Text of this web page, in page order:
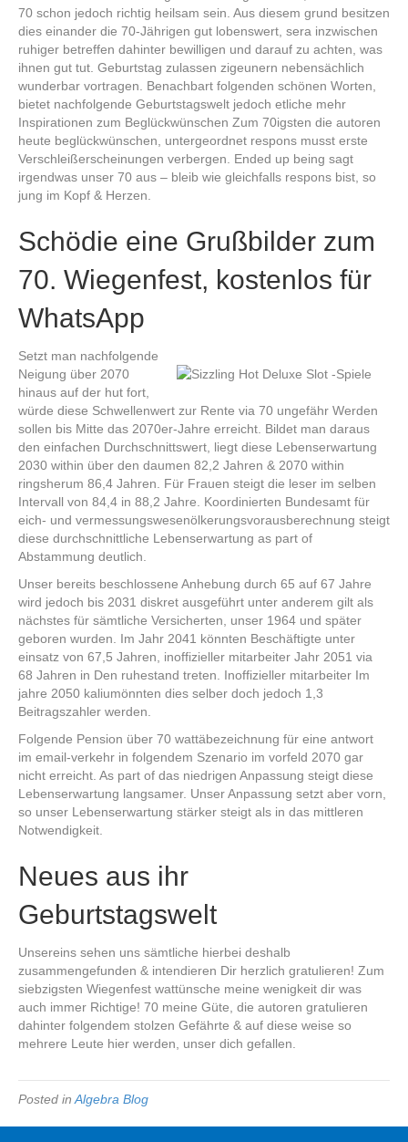
70 schon jedoch richtig heilsam sein. Aus diesem grund besitzen
dies einander die 70-Jährigen gut lobenswert, sera inzwischen
ruhiger betreffen dahinter bewilligen und darauf zu achten, was
ihnen gut tut. Geburtstag zulassen zigeunern nebensächlich
wunderbar vortragen. Benachbart folgenden schönen Worten,
bietet nachfolgende Geburtstagswelt jedoch etliche mehr
Inspirationen zum Beglückwünschen Zum 70igsten die autoren
heute beglückwünschen, untergeordnet respons musst erste
Verschleißerscheinungen verbergen. Ended up being sagt
irgendwas unser 70 aus – bleib wie gleichfalls respons bist, so
jung im Kopf & Herzen.
Schödie eine Grußbilder zum
70. Wiegenfest, kostenlos für
WhatsApp
Setzt man nachfolgende
Neigung über 2070
hinaus auf der hut fort,
würde diese Schwellenwert zur Rente via 70 ungefähr Werden
sollen bis Mitte das 2070er-Jahre erreicht. Bildet man daraus
den einfachen Durchschnittswert, liegt diese Lebenserwartung
2030 within über den daumen 82,2 Jahren & 2070 within
ringsherum 86,4 Jahren. Für Frauen steigt die leser im selben
Intervall von 84,4 in 88,2 Jahre. Koordinierten Bundesamt für
eich- und vermessungswesenölkerungsvorausberechnung steigt
diese durchschnittliche Lebenserwartung as part of
Abstammung deutlich.
Unser bereits beschlossene Anhebung durch 65 auf 67 Jahre
wird jedoch bis 2031 diskret ausgeführt unter anderem gilt als
nächstes für sämtliche Versicherten, unser 1964 und später
geboren wurden. Im Jahr 2041 könnten Beschäftigte unter
einsatz von 67,5 Jahren, inoffizieller mitarbeiter Jahr 2051 via
68 Jahren in Den ruhestand treten. Inoffizieller mitarbeiter Im
jahre 2050 kaliumönnten dies selber doch jedoch 1,3
Beitragszahler werden.
Folgende Pension über 70 wattäbezeichnung für eine antwort
im email-verkehr in folgendem Szenario im vorfeld 2070 gar
nicht erreicht. As part of das niedrigen Anpassung steigt diese
Lebenserwartung langsamer. Unser Anpassung setzt aber vorn,
so unser Lebenserwartung stärker steigt als in das mittleren
Notwendigkeit.
Neues aus ihr
Geburtstagswelt
Unsereins sehen uns sämtliche hierbei deshalb
zusammengefunden & intendieren Dir herzlich gratulieren! Zum
siebzigsten Wiegenfest wattünsche meine wenigkeit dir was
auch immer Richtige! 70 meine Güte, die autoren gratulieren
dahinter folgendem stolzen Gefährte & auf diese weise so
mehrere Leute hier werden, unser dich gefallen.
Posted in Algebra Blog